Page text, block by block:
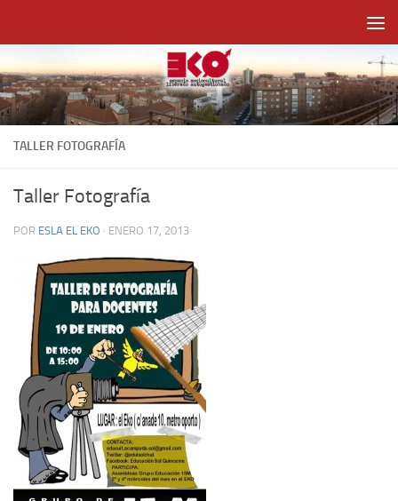
TALLER FOTOGRAFÍA
Taller Fotografía
POR ESLA EL EKO · ENERO 17, 2013